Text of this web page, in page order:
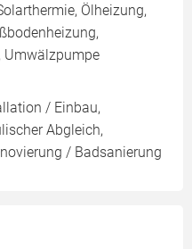
Ölheizung,
Umwälzpumpe
/ Einbau,
Abgleich,
/ Badsanierung